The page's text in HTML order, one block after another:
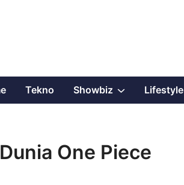
Tekno Showbiz ShowLifestyle
One Piece